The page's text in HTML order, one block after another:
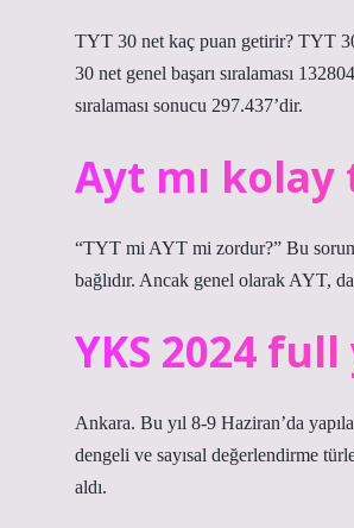
TYT 30 net kaç puan getirir? TYT
30 net genel başarı sıralaması
sıralaması sonucu 297.437’dir.
Ayt mı
“TYT mi AYT mi zordur?” Bu
bağlıdır. Ancak genel olarak AYT,
YKS 2024
Ankara. Bu yıl 8-9 Haziran’da
dengeli ve sayısal değerlendirme
aldı.